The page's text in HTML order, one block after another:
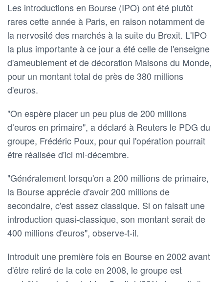
Les introductions en Bourse (IPO) ont été plutôt
rares cette année à Paris, en raison notamment de
la nervosité des marchés à la suite du Brexit. L'IPO
la plus importante à ce jour a été celle de l'enseigne
d'ameublement et de décoration Maisons du Monde,
pour un montant total de près de 380 millions
d'euros.
"On espère placer un peu plus de 200 millions
d’euros en primaire", a déclaré à Reuters le PDG du
groupe, Frédéric Poux, pour qui l'opération pourrait
être réalisée d'ici mi-décembre.
"Généralement lorsqu'on a 200 millions de primaire,
la Bourse apprécie d'avoir 200 millions de
secondaire, c'est assez classique. Si on faisait une
introduction quasi-classique, son montant serait de
400 millions d'euros", observe-t-il.
Introduit une première fois en Bourse en 2002 avant
d'être retiré de la cote en 2008, le groupe est